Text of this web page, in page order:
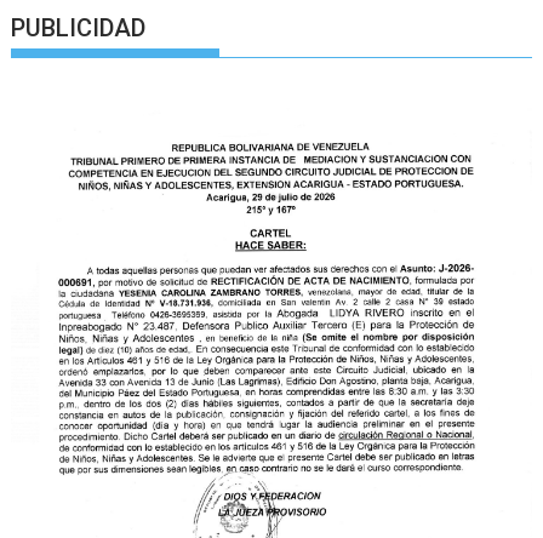
PUBLICIDAD